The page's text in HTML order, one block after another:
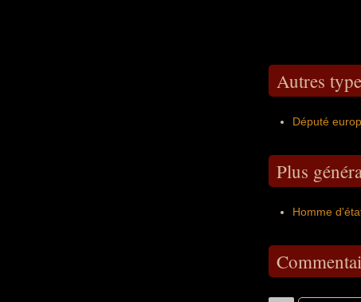
Autres
Député
Plus
Homme